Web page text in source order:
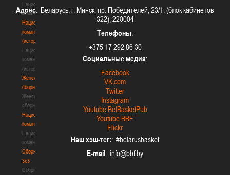
Национальная
команда
Национальная
команда
(история)
Национальная
команда
(история)
Женские
сборные
Женские
сборные
Национальная
команда
Национальная
команда
Сборные
3х3
Сборные
Адрес: Беларусь, г. Минск, пр. Победителей, 23/1, (блок кабинетов
322), 220004
Телефоны:
+375 17 292 86 30
Социальные медиа:
Facebook
VK.com
Twitter
Instagram
Youtube BelBasketPub
Youtube BBF
Flickr
Наш хэш-тег:: #belarusbasket
E-mail: